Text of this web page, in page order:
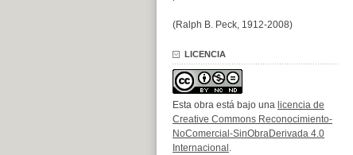
(Ralph B. Peck, 1912-2008)
LICENCIA
Esta obra está bajo una licencia de
Creative Commons Reconocimiento-
NoComercial-SinObraDerivada 4.0
Internacional .